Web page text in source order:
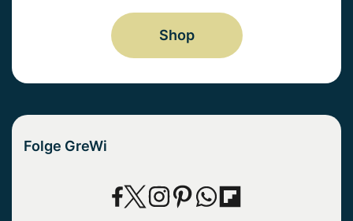
Shop
Folge GreWi